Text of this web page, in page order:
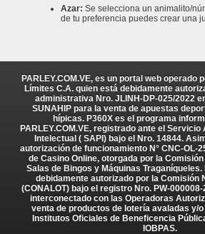
Azar: Se selecciona un animalito/
de tu preferencia puedes crear una
PARLEY.COM.VE, es un portal web operado
Límites C.A. quien está debidamente
administrativa Nro. JLINH-DP-025/2022
SUNAHIP para la venta de apuestas
hípicas. P360X es el programa
PARLEY.COM.VE, registrado ante el
Intelectual ( SAPI) bajo el Nro. 14844.
autorización de funcionamiento N° CNC-OL-
de Casino Online, otorgada por la
Salas de Bingos y Máquinas Traganíqueles.
debidamente autorizado por la Comisión
(CONALOT) bajo el registro Nro. PW-
interconectado con las Operadoras
venta de productos de lotería avaladas y/
Institutos Oficiales de Beneficencia
IOBPAS.